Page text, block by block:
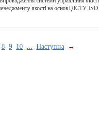
якості на основі ДСТУ
8 9 10 ... Наступна →